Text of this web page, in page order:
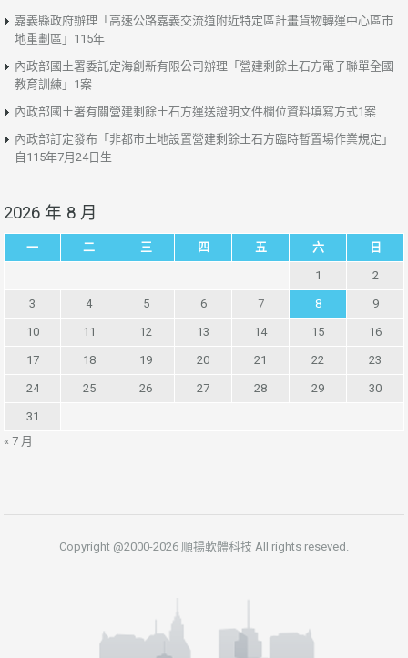
嘉義縣政府辦理「高速公路嘉義交流道附近特定區計畫貨物轉運中心區市
地重劃區」115年
內政部國土署委託定海創新有限公司辦理「營建剩餘土石方電子聯單全國
教育訓練」1案
內政部國土署有關營建剩餘土石方運送證明文件欄位資料填寫方式1案
內政部訂定發布「非都市土地設置營建剩餘土石方臨時暫置場作業規定」
自115年7月24日生
2026 年 8 月
一 二 三 四 五 六 日
1 2
3 4 5 6 7 8 9
10 11 12 13 14 15 16
17 18 19 20 21 22 23
24 25 26 27 28 29 30
31
« 7 月
Copyright @2000-2026 順揚軟體科技 All rights reseved.